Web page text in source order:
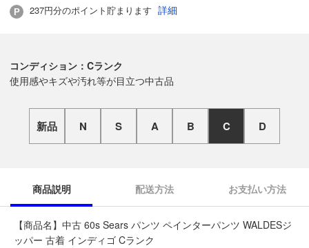
237円分のポイント貯まります 詳細
コンディション：Cランク
使用感やキズや汚れ等が目立つ中古品
新品 N S A B C D
商品説明 配送方法 お支払い方法
【商品名】中古 60s Sears パンツ ペインターパンツ WALDESジ
ッパー 古着 インディゴ Cランク